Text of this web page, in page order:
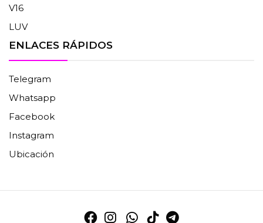
V16
LUV
ENLACES RÁPIDOS
Telegram
Whatsapp
Facebook
Instagram
Ubicación